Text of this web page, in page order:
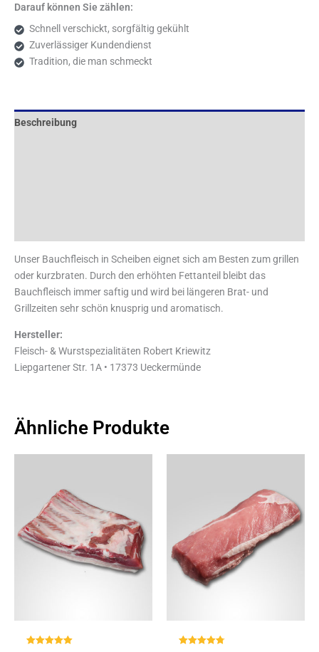
Darauf können Sie zählen:
Schnell verschickt, sorgfältig gekühlt
Zuverlässiger Kundendienst
Tradition, die man schmeckt
Beschreibung
Unser Bauchfleisch in Scheiben eignet sich am Besten zum grillen
oder kurzbraten. Durch den erhöhten Fettanteil bleibt das
Bauchfleisch immer saftig und wird bei längeren Brat- und
Grillzeiten sehr schön knusprig und aromatisch.
Hersteller:
Fleisch- & Wurstspezialitäten Robert Kriewitz
Liepgartener Str. 1A • 17373 Ueckermünde
Ähnliche Produkte